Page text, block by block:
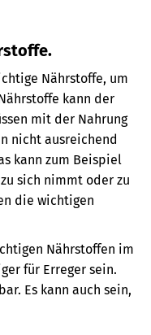
Nährstoffe, um
kann der
mit der Nahrung
nicht ausreichend
kann zum Beispiel
sich nimmt oder zu
die wichtigen
Nährstoffen im
für Erreger sein.
Es kann auch sein,